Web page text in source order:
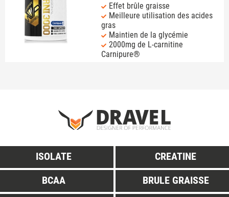
Effet brûle graisse
Meilleure utilisation des acides
gras
Maintien de la glycémie
2000mg de L-carnitine
Carnipure®
ISOLATE
CREATINE
BCAA
BRULE GRAISSE